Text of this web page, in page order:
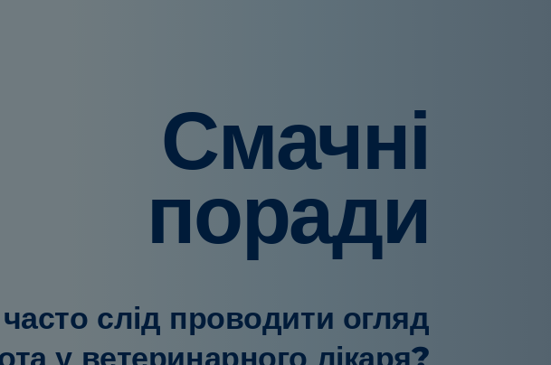
Смачні
поради
слід проводити огляд